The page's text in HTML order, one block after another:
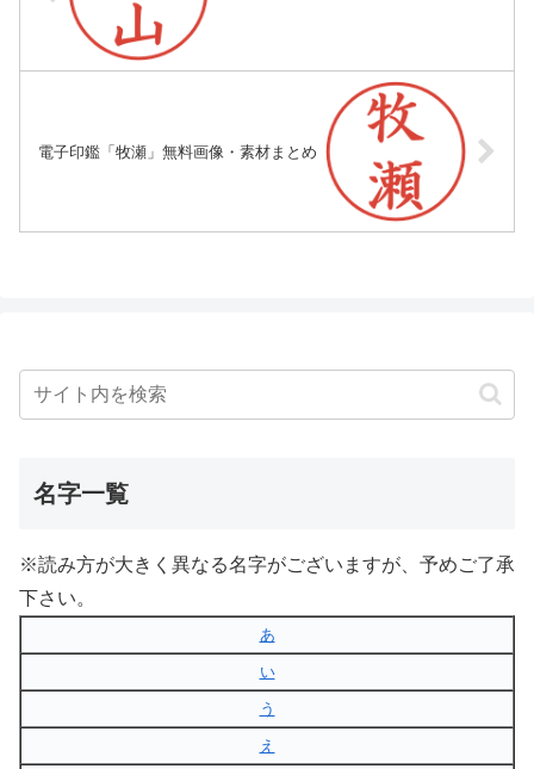
電子印鑑「牧瀬」無料画像・素材まとめ
名字一覧
※読み方が大きく異なる名字がございますが、予めご了承
下さい。
あ
い
う
え